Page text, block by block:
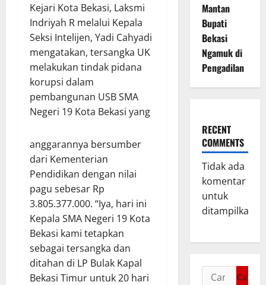
Kejari Kota Bekasi, Laksmi
Indriyah R melalui Kepala
Seksi Intelijen, Yadi Cahyadi
mengatakan, tersangka UK
melakukan tindak pidana
korupsi dalam
pembangunan USB SMA
Negeri 19 Kota Bekasi yang
anggarannya bersumber
dari Kementerian
Pendidikan dengan nilai
pagu sebesar Rp
3.805.377.000. “Iya, hari ini
Kepala SMA Negeri 19 Kota
Bekasi kami tetapkan
sebagai tersangka dan
ditahan di LP Bulak Kapal
Bekasi Timur untuk 20 hari
Mantan
Bupati
Bekasi
Ngamuk di
Pengadilan
RECENT
COMMENTS
Tidak ada
komentar
untuk
ditampilkan.